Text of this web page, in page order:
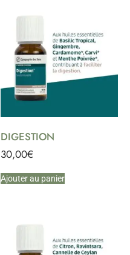
DIGESTION
30,00€
Ajouter au panier